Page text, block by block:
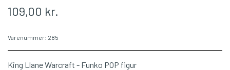
109,00 kr.
Varenummer: 285
King Llane Warcraft - Funko POP figur